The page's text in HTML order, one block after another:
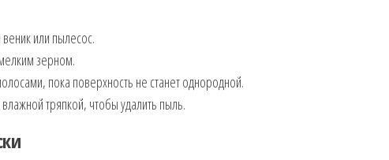
или пылесос.
зерном.
пока поверхность не станет однородной.
тряпкой, чтобы удалить пыль.